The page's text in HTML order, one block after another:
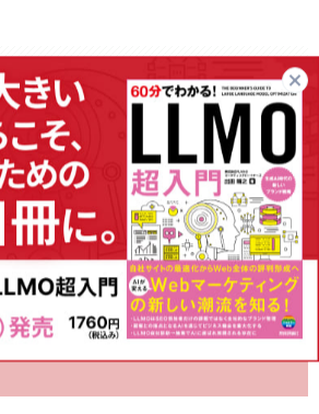
集する
ーを募集することも可能です。自社で募集
けてもらう必要がありますが、その分依頼
たライターを見つけられる可能性が高くな
ーのレベルがわかりずらいデメリットがあ
ティングなどを行った上で、依頼を決定す
敗する専門会社への外注の仕